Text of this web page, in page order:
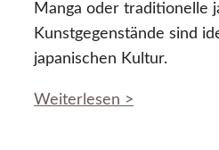
Manga oder traditionelle
Kunstgegenstände sind
japanischen Kultur.
Weiterlesen >